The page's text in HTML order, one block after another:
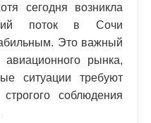
сегодня возникла
поток в Сочи
Это важный
рынка,
ситуации требуют
соблюдения